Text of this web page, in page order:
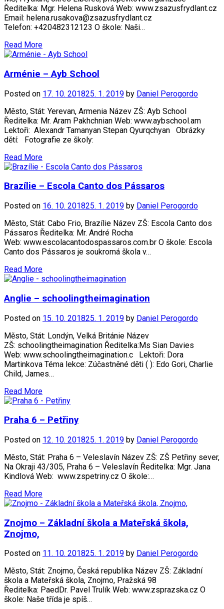
Ředitelka: Mgr. Helena Rusková Web: www.zsazusfrydlant.cz
Email: helena.rusakova@zsazusfrydlant.cz
Telefon: +420482312123 O škole: Naši…
Read More
Arménie – Ayb School
Posted on 17. 10. 201825. 1. 2019 by Daniel Perogordo
Město, Stát: Yerevan, Armenia Název ZŠ: Ayb School
Ředitelka: Mr. Aram Pakhchnian Web: www.aybschool.am
Lektoři: Alexandr Tamanyan Stepan Qyurqchyan Obrázky
dětí: Fotografie ze školy:
Read More
Brazílie – Escola Canto dos Pássaros
Posted on 16. 10. 201825. 1. 2019 by Daniel Perogordo
Město, Stát: Cabo Frio, Brazílie Název ZŠ: Escola Canto dos
Pássaros Ředitelka: Mr. André Rocha
Web: www.escolacantodospassaros.com.br O škole: Escola
Canto dos Pássaros je soukromá škola v…
Read More
Anglie – schoolingtheimagination
Posted on 15. 10. 201825. 1. 2019 by Daniel Perogordo
Město, Stát: Londýn, Velká Británie Název
ZŠ: schoolingtheimagination Ředitelka:Ms Sian Davies
Web: www.schoolingtheimagination.c Lektoři: Dora
Martinkova Téma lekce: Zúčastněné děti ( ): Edo Gori, Charlie
Child, James…
Read More
Praha 6 – Petřiny
Posted on 12. 10. 201825. 1. 2019 by Daniel Perogordo
Město, Stát: Praha 6 – Veleslavín Název ZŠ: ZŠ Petřiny sever,
Na Okraji 43/305, Praha 6 – Veleslavín Ředitelka: Mgr. Jana
Kindlová Web: www.zspetriny.cz O škole:…
Read More
Znojmo – Základní škola a Mateřská škola,
Znojmo,
Posted on 11. 10. 201825. 1. 2019 by Daniel Perogordo
Město, Stát: Znojmo, Česká republika Název ZŠ: Základní
škola a Mateřská škola, Znojmo, Pražská 98
Ředitelka: PaedDr. Pavel Trulík Web: www.zsprazska.cz O
škole: Naše třída je spíš…